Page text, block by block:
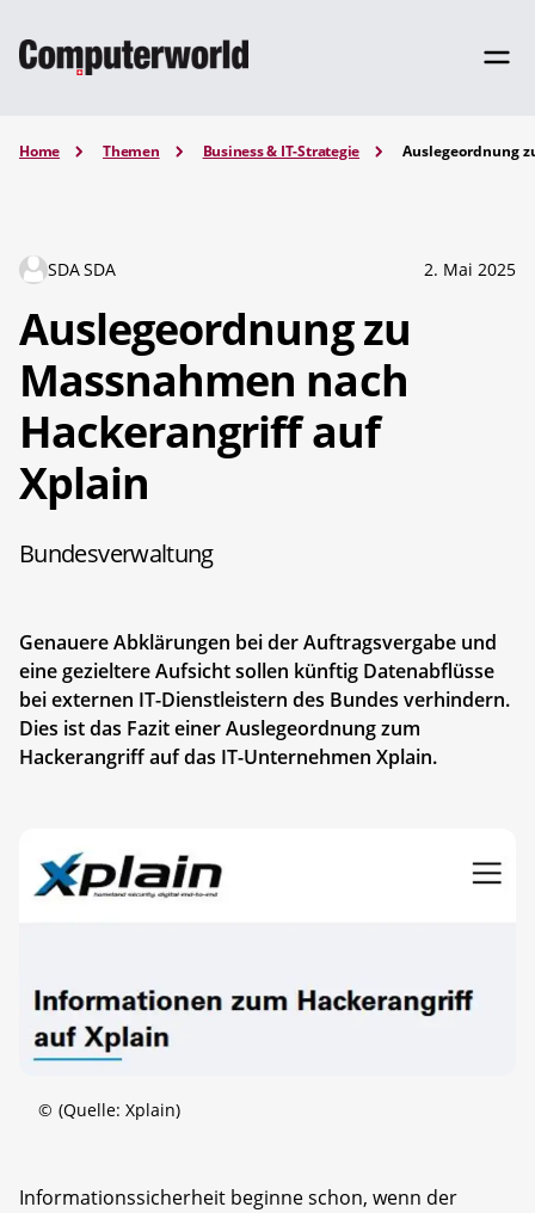
Home Themen Business & IT-Strategie Auslegeordnung
SDA SDA 2. Mai 2025
Auslegeordnung zu
Massnahmen nach
Hackerangriff auf
Xplain
Bundesverwaltung
Genauere Abklärungen bei der Auftragsvergabe und
eine gezieltere Aufsicht sollen künftig Datenabflüsse
bei externen IT-Dienstleistern des Bundes verhindern.
Dies ist das Fazit einer Auslegeordnung zum
Hackerangriff auf das IT-Unternehmen Xplain.
© (Quelle: Xplain)
Informationssicherheit beginne schon, wenn der